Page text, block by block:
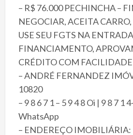
– R$ 76.000 PECHINCHA –
NEGOCIAR, ACEITA
USE SEU FGTS NA
FINANCIAMENTO,
CRÉDITO COM
– ANDRÉ FERNANDEZ
10820
– 9 8 6 7 1 – 5 9 4 8 Oi | 9 8 7 1
WhatsApp
– ENDEREÇO IMOBILIÁRIA: